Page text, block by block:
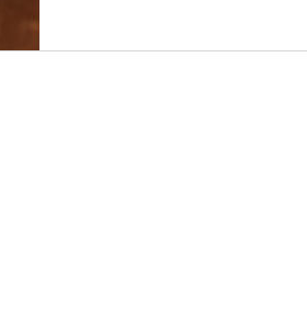
bebida muy común que se